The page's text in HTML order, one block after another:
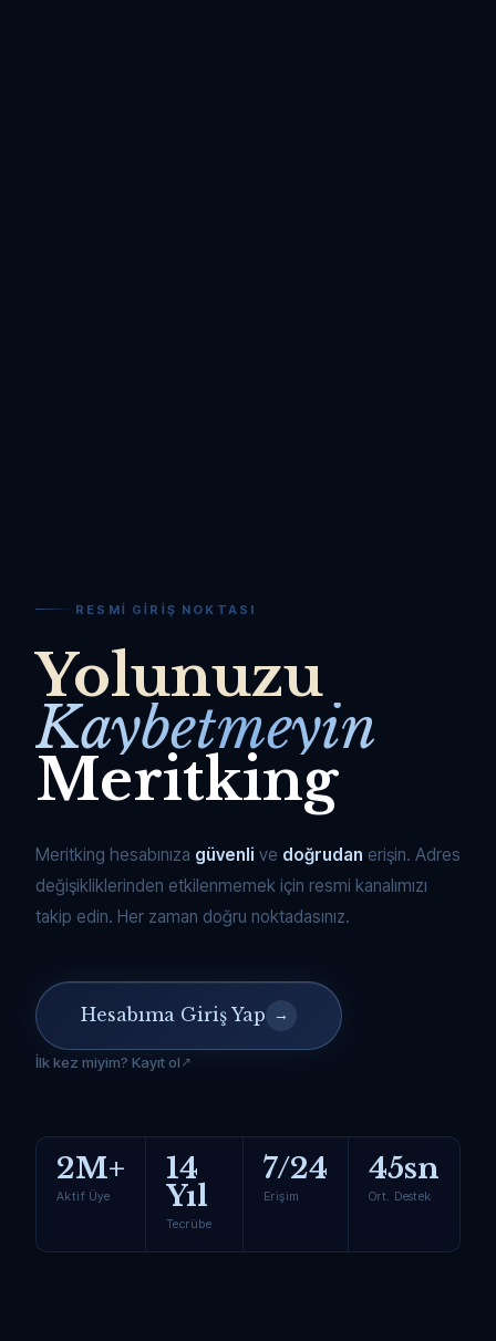
RESMI GIRIŞ NOKTASI
Yolunuzu
Kaybetmeyin
Meritking
Meritking hesabınıza güvenli ve doğrudan erişin. Adres
değişikliklerinden etkilenmemek için resmi kanalımızı
takip edin. Her zaman doğru noktadasınız.
Hesabıma Giriş Yap →
İlk kez miyim? Kayıt ol
2M+
Aktif Üye
14
Yıl
Tecrübe
7/24
Erişim
45sn
Ort. Destek